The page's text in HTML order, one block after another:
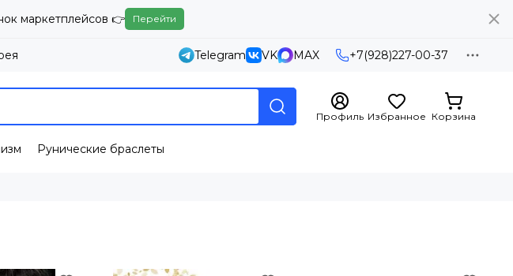
маркетплейсов 👉 Перейти
Telegram VK MAX +7(928)227-00-37
Профиль Избранное Корзина
Рунические браслеты